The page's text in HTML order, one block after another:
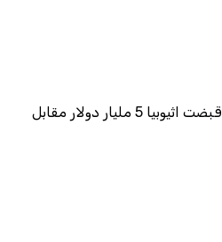
السد مشروع إسرائيلي قبضت اثيوبيا 5 مليار دولار مقابل